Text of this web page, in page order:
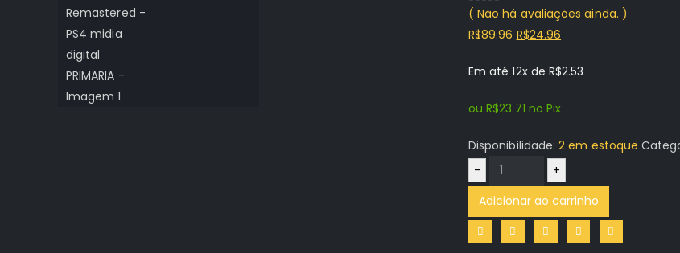
0 out of 5
( Não há avaliações ainda. )
R$89.96 O
original
R$89.96.
R$24.96
atual
R$24.96.
Em até 12x de R$2.53
ou R$23.71 no Pix
Disponibilidade:2 em estoque
-
+
Adicionar ao carrinho